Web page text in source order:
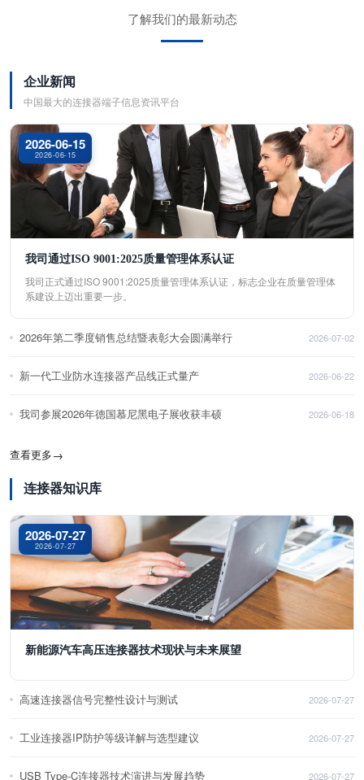
了解我们的最新动态
企业新闻
中国最大的连接器端子信息资讯平台
2026-06-15
2026-06-15
我司通过ISO 9001:2025质量管理体系认证
我司正式通过ISO 9001:2025质量管理体系认证，标志企业在质量管理体
系建设上迈出重要一步。
2026年第二季度销售总结暨表彰大会圆满举行 2026-07-02
新一代工业防水连接器产品线正式量产 2026-06-22
我司参展2026年德国慕尼黑电子展收获丰硕 2026-06-18
查看更多→
连接器知识库
2026-07-27
2026-07-27
新能源汽车高压连接器技术现状与未来展望
高速连接器信号完整性设计与测试 2026-07-27
工业连接器IP防护等级详解与选型建议 2026-07-27
USB Type-C连接器技术演进与发展趋势 2026-07-27